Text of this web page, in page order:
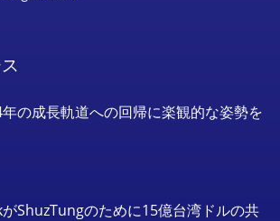
の成長軌道への回帰に楽観的な姿勢を
ShuzTungのために15億台湾ドルの共